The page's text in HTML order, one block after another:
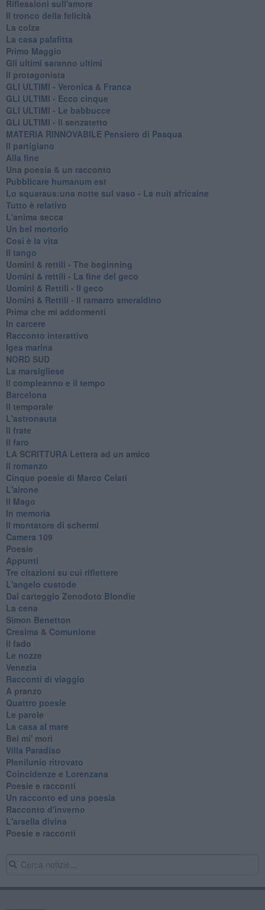
Riflessioni sull'amore
Il tronco della felicità
La colza
La casa palafitta
Primo Maggio
Gli ultimi saranno ultimi
Il protagonista
GLI ULTIMI - Veronica & Franca
GLI ULTIMI - Ecco cinque
GLI ULTIMI - Le babbucce
GLI ULTIMI - Il senzatetto
MATERIA RINNOVABILE Pensiero di Pasqua
Il partigiano
Alla fine
Una poesia & un racconto
Pubblicare humanum est
Lo squaraus:una notte sul vaso - La nuit africaine
Tutto è relativo
L'anima secca
Un bel mortorio
Cosi è la vita
Il tango
​Uomini & rettili - The beginning
​Uomini & rettili - La fine del geco
Uomini & Rettili - Il geco
Uomini & Rettili - Il ramarro smeraldino
Prima che mi addormenti
In carcere
Racconto interattivo
Igea marina
​NORD SUD
La marsigliese
Il compleanno e il tempo
Barcelona
Il temporale
L'astronauta
Il frate
Il faro
​LA SCRITTURA Lettera ad un amico
Il romanzo
Cinque poesie di Marco Celati
L'airone
Il Mago
In memoria
Il montatore di schermi
Camera 109
Poesie
Appunti
Tre citazioni su cui riflettere
L'angelo custode
Dal carteggio Zenodoto Blondie
La cena
Simon Benetton
Cresima & Comunione
Il fado
Le nozze
Venezia
Racconti di viaggio
A pranzo
Quattro poesie
Le parole
La casa al mare
Bel mi' morì
Villa Paradiso
Plenilunio ritrovato
Coincidenze e Lorenzana
Poesie e racconti
Un racconto ed una poesia
Racconto d'inverno
​L'arsella divina
Poesie e racconti